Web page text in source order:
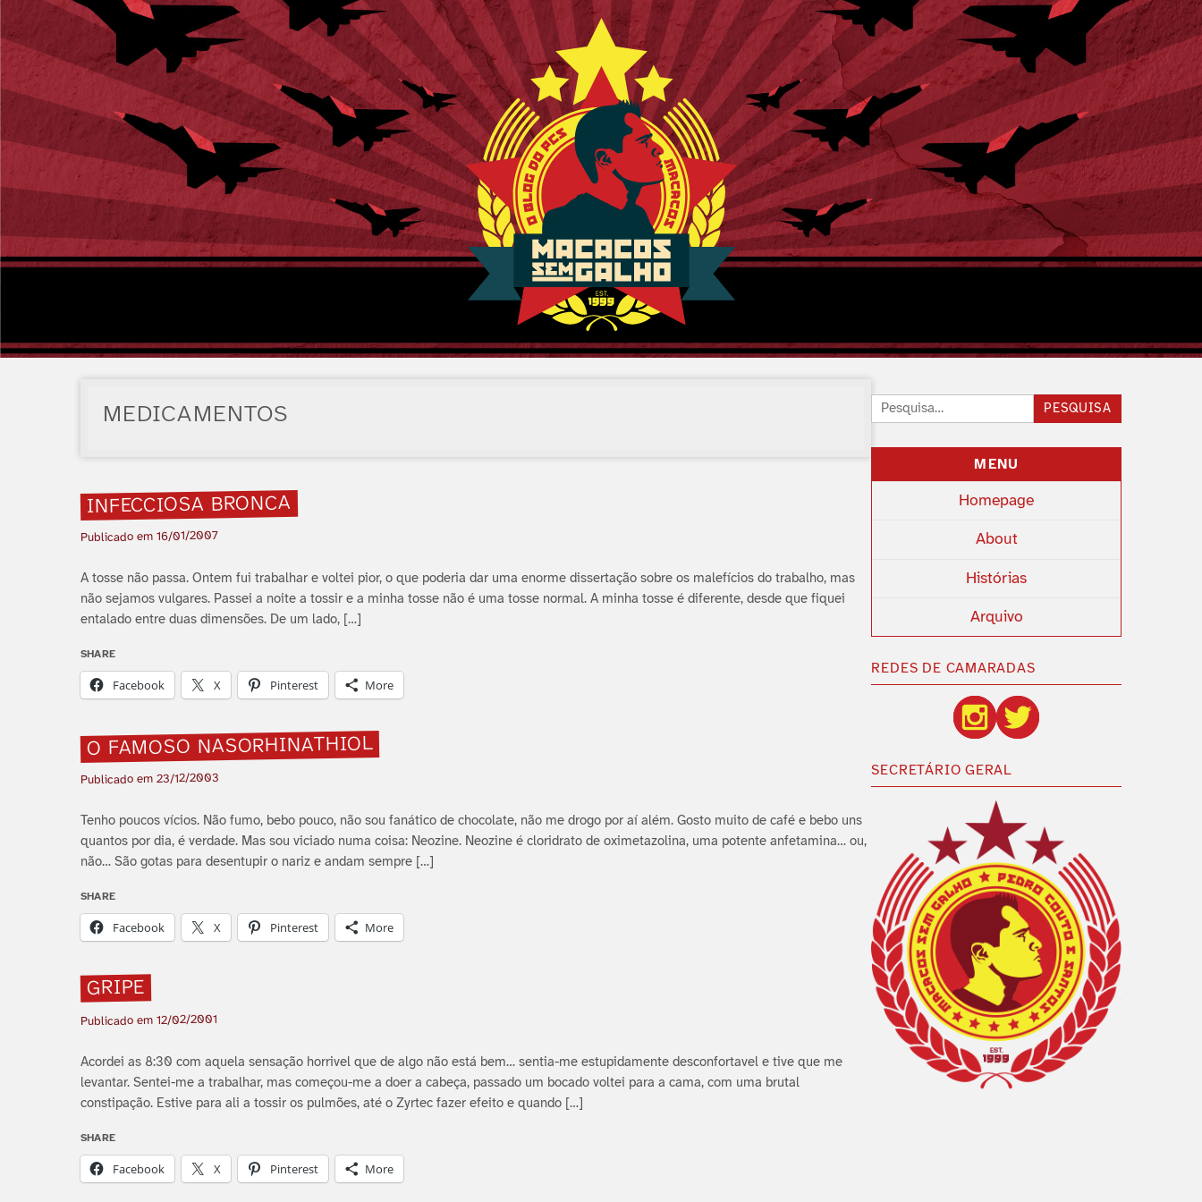
MEDICAMENTOS
INFECCIOSA BRONCA
Publicado em 16/01/2007
A tosse não passa. Ontem fui trabalhar e voltei pior, o que poderia dar uma enorme dissertação sobre os malefí­cios do trabalho, mas
não sejamos vulgares. Passei a noite a tossir e a minha tosse não é uma tosse normal. A minha tosse é diferente, desde que fiquei
entalado entre duas dimensões. De um lado, […]
SHARE
Facebook X Pinterest More
O FAMOSO NASORHINATHIOL
Publicado em 23/12/2003
Tenho poucos ví­cios. Não fumo, bebo pouco, não sou fanático de chocolate, não me drogo por aí­ além. Gosto muito de café e bebo uns
quantos por dia, é verdade. Mas sou viciado numa coisa: Neozine. Neozine é cloridrato de oximetazolina, uma potente anfetamina… ou,
não… São gotas para desentupir o nariz e andam sempre […]
SHARE
Facebook X Pinterest More
GRIPE
Publicado em 12/02/2001
Acordei as 8:30 com aquela sensação horrivel que de algo não está bem… sentia-me estupidamente desconfortavel e tive que me
levantar. Sentei-me a trabalhar, mas começou-me a doer a cabeça, passado um bocado voltei para a cama, com uma brutal
constipação. Estive para ali a tossir os pulmões, até o Zyrtec fazer efeito e quando […]
SHARE
Facebook X Pinterest More
Pesquisar: PESQUISA
MENU
Homepage
About
Histórias
Arquivo
REDES DE CAMARADAS
SECRETÁRIO GERAL